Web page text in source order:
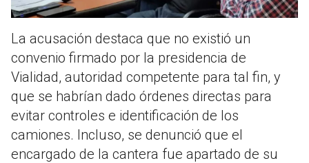
La acusación destaca que no existió un
convenio firmado por la presidencia de
Vialidad, autoridad competente para tal fin, y
que se habrían dado órdenes directas para
evitar controles e identificación de los
camiones. Incluso, se denunció que el
encargado de la cantera fue apartado de su